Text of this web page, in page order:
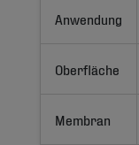
Anwendung
Oberfläche
Membran